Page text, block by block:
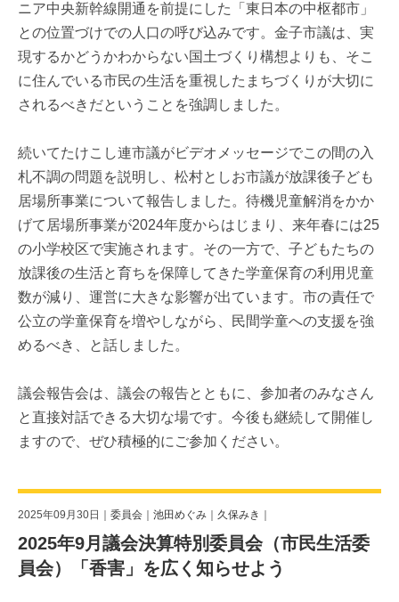
ニア中央新幹線開通を前提にした「東日本の中枢都市」
との位置づけでの人口の呼び込みです。金子市議は、実
現するかどうかわからない国土づくり構想よりも、そこ
に住んでいる市民の生活を重視したまちづくりが大切に
されるべきだということを強調しました。
続いてたけこし連市議がビデオメッセージでこの間の入
札不調の問題を説明し、松村としお市議が放課後子ども
居場所事業について報告しました。待機児童解消をかか
げて居場所事業が2024年度からはじまり、来年春には25
の小学校区で実施されます。その一方で、子どもたちの
放課後の生活と育ちを保障してきた学童保育の利用児童
数が減り、運営に大きな影響が出ています。市の責任で
公立の学童保育を増やしながら、民間学童への支援を強
めるべき、と話しました。
議会報告会は、議会の報告とともに、参加者のみなさん
と直接対話できる大切な場です。今後も継続して開催し
ますので、ぜひ積極的にご参加ください。
2025年09月30日｜ 委員会 池田めぐみ 久保みき
2025年9月議会決算特別委員会（市民生活委
員会）「香害」を広く知らせよう